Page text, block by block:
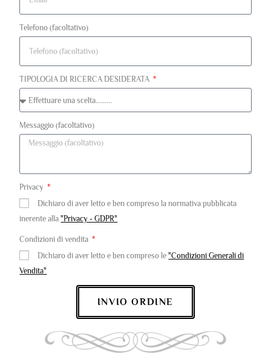
Telefono (facoltativo)
TIPOLOGIA DI RICERCA DESIDERATA
Messaggio (facoltativo)
Privacy
Dichiaro di aver letto e ben compreso la normativa pubblicata
inerente alla"Privacy - GDPR"
Condizioni di vendita
Dichiaro di aver letto e ben compreso le"Condizioni Generali di
Vendita"
INVIO ORDINE